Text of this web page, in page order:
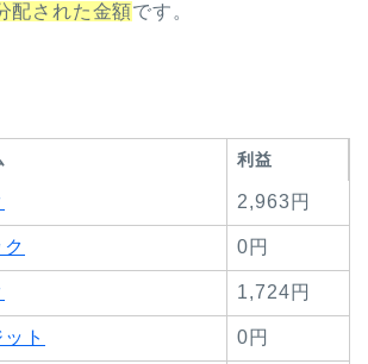
配された金額です。
利益
2,963円
0円
1,724円
ト 0円